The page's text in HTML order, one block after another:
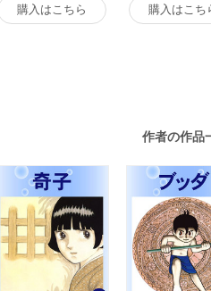
購入はこちら 購入はこち
作者の作品